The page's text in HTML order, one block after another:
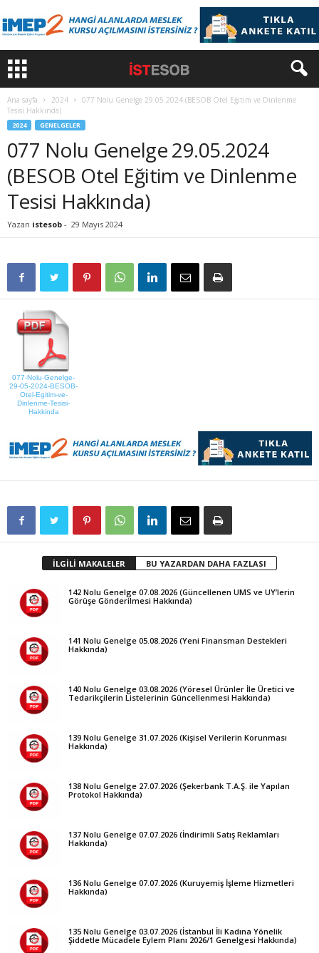
Ana sayfa 2024
077 Nolu Genelge 29.05.2024 (BESOB Otel Eğitim ve Dinlenme
Tesisi Hakkında)
2024 GENELGELER
077 Nolu Genelge 29.05.2024
(BESOB Otel Eğitim ve Dinlenme
Tesisi Hakkında)
Yazan istesob - 29 Mayıs 2024
077-Nolu-Genelge-
29-05-2024-BESOB-
Otel-Egitim-ve-
Dinlenme-Tesisi-
Hakkinda
İLGİLİ MAKALELER BU YAZARDAN DAHA FAZLASI
142 Nolu Genelge 07.08.2026 (Güncellenen UMS ve UY’lerin
Görüşe Gönderilmesi Hakkında)
141 Nolu Genelge 05.08.2026 (Yeni Finansman Destekleri
Hakkında)
140 Nolu Genelge 03.08.2026 (Yöresel Ürünler İle Üretici ve
Tedarikçilerin Listelerinin Güncellenmesi Hakkında)
139 Nolu Genelge 31.07.2026 (Kişisel Verilerin Korunması
Hakkında)
138 Nolu Genelge 27.07.2026 (Şekerbank T.A.Ş. ile Yapılan
Protokol Hakkında)
137 Nolu Genelge 07.07.2026 (İndirimli Satış Reklamları
Hakkında)
136 Nolu Genelge 07.07.2026 (Kuruyemiş İşleme Hizmetleri
Hakkında)
135 Nolu Genelge 03.07.2026 (İstanbul İli Kadına Yönelik
Şiddetle Mücadele Eylem Planı 2026/1 Genelgesi Hakkında)